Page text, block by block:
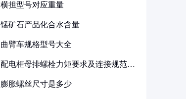
横担型号对应重量
锰矿石产品化合水含量
曲臂车规格型号大全
配电柜母排螺栓力矩要求及连接规范详
膨胀螺丝尺寸是多少